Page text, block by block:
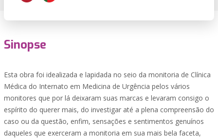
Sinopse
Esta obra foi idealizada e lapidada no seio da monitoria de Clínica
Médica do Internato em Medicina de Urgência pelos vários
monitores que por lá deixaram suas marcas e levaram consigo o
espírito do querer mais, do investigar até a plena compreensão do
caso ou da questão, enfim, sensações e sentimentos genuínos
daqueles que exerceram a monitoria em sua mais bela faceta,